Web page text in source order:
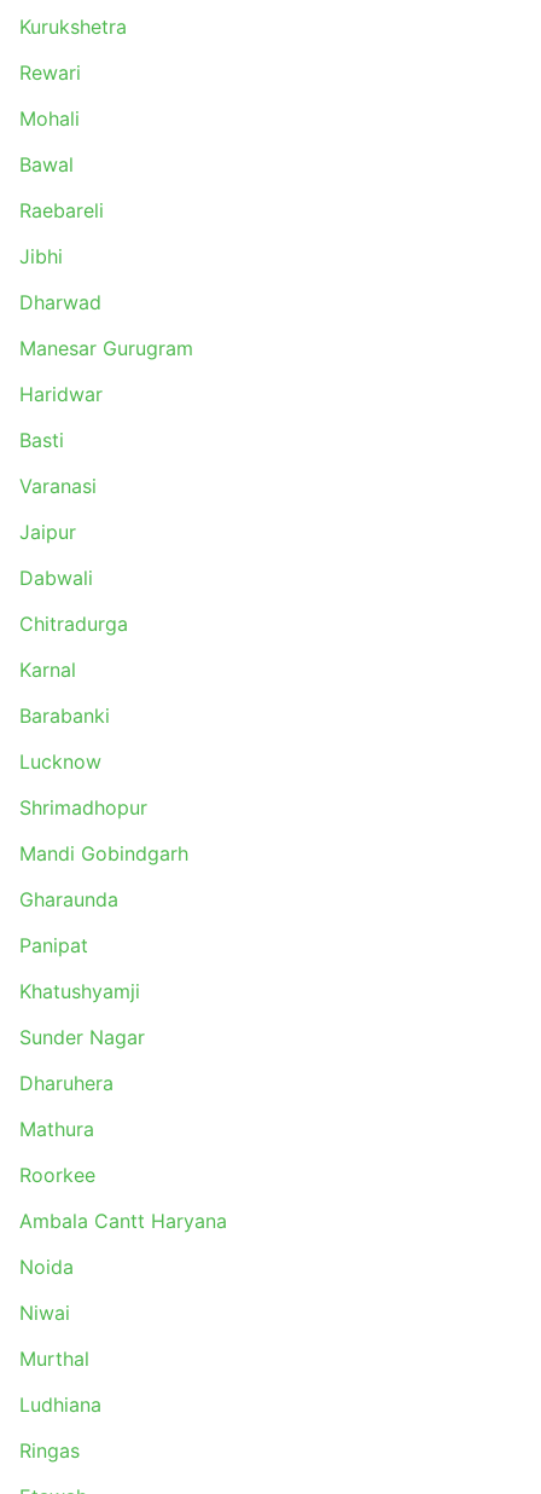
Kurukshetra
Rewari
Mohali
Bawal
Raebareli
Jibhi
Dharwad
Manesar Gurugram
Haridwar
Basti
Varanasi
Jaipur
Dabwali
Chitradurga
Karnal
Barabanki
Lucknow
Shrimadhopur
Mandi Gobindgarh
Gharaunda
Panipat
Khatushyamji
Sunder Nagar
Dharuhera
Mathura
Roorkee
Ambala Cantt Haryana
Noida
Niwai
Murthal
Ludhiana
Ringas